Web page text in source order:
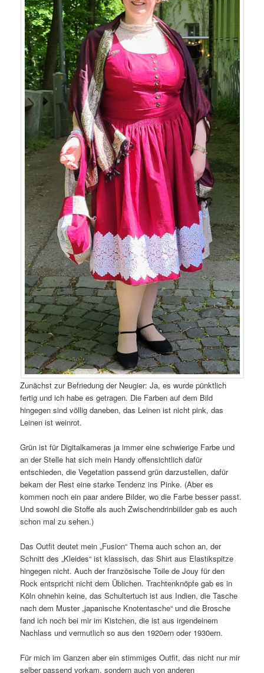
Zunächst zur Befriedung der Neugier: Ja, es wurde pünktlich
fertig und ich habe es getragen. Die Farben auf dem Bild
hingegen sind völlig daneben, das Leinen ist nicht pink, das
Leinen ist weinrot.
Grün ist für Digitalkameras ja immer eine schwierige Farbe und
an der Stelle hat sich mein Handy offensichtlich dafür
entschieden, die Vegetation passend grün darzustellen, dafür
bekam der Rest eine starke Tendenz ins Pinke. (Aber es
kommen noch ein paar andere Bilder, wo die Farbe besser passt.
Und sowohl die Stoffe als auch Zwischendrinbiilder gab es auch
schon mal zu sehen.)
Das Outfit deutet mein „Fusion“ Thema auch schon an, der
Schnitt des „Kleides“ ist klassisch, das Shirt aus Elastikspitze
hingegen nicht. Auch der französische Toile de Jouy für den
Rock entspricht nicht dem Üblichen. Trachtenknöpfe gab es in
Köln ohnehin keine, das Schultertuch ist aus Indien, die Tasche
nach dem Muster „japanische Knotentasche“ und die Brosche
fand ich noch bei mir im Kistchen, die ist aus irgendeinem
Nachlass und vermutlich so aus den 1920ern oder 1930ern.
Für mich im Ganzen aber ein stimmiges Outfit, das nicht nur mir
selber passend vorkam, sondern auch von anderen